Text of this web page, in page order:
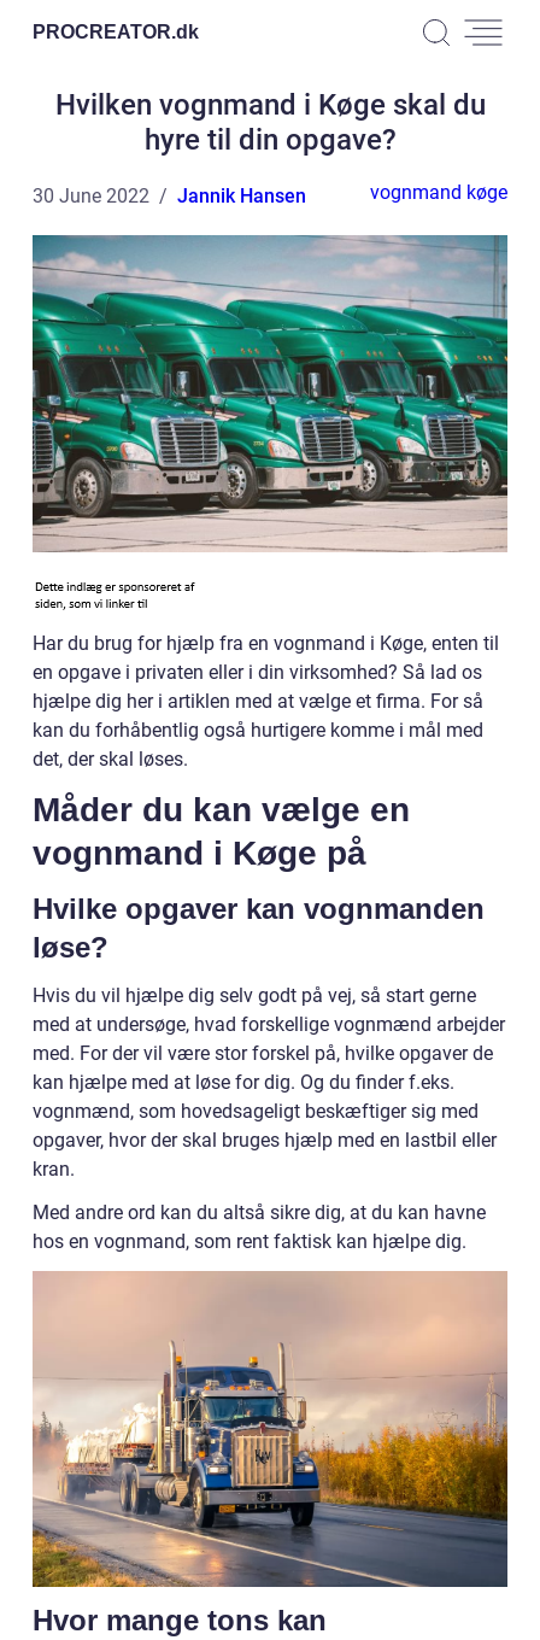
PROCREATOR.dk
Hvilken vognmand i Køge skal du
hyre til din opgave?
30 June 2022 Jannik Hansen vognmand køge
Har du brug for hjælp fra en vognmand i Køge, enten til
en opgave i privaten eller i din virksomhed? Så lad os
hjælpe dig her i artiklen med at vælge et firma. For så
kan du forhåbentlig også hurtigere komme i mål med
det, der skal løses.
Måder du kan vælge en
vognmand i Køge på
Hvilke opgaver kan vognmanden
løse?
Hvis du vil hjælpe dig selv godt på vej, så start gerne
med at undersøge, hvad forskellige vognmænd arbejder
med. For der vil være stor forskel på, hvilke opgaver de
kan hjælpe med at løse for dig. Og du finder f.eks.
vognmænd, som hovedsageligt beskæftiger sig med
opgaver, hvor der skal bruges hjælp med en lastbil eller
kran.
Med andre ord kan du altså sikre dig, at du kan havne
hos en vognmand, som rent faktisk kan hjælpe dig.
Hvor mange tons kan